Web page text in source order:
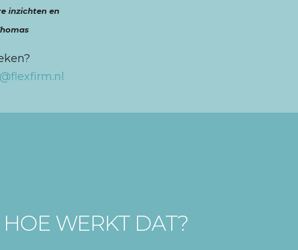
inzichten en
HOE WERKT DAT?